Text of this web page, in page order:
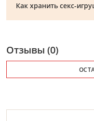
Как хранить секс-
Отзывы (0)